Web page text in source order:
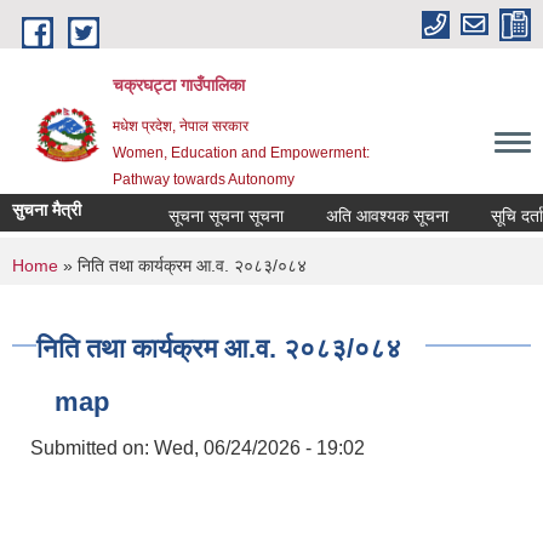
Skip to main content
चक्रघट्टा गाउँपालिका
मधेश प्रदेश, नेपाल सरकार
Women, Education and Empowerment:
Pathway towards Autonomy
सुचना मैत्री सूचना सूचना सूचना अति आवश्यक सूचना सूचि
You are here
Home » निति तथा कार्यक्रम आ‍.व. २०८३/०८४
निति तथा कार्यक्रम आ‍.व. २०८३/०८४
map
Submitted on: Wed, 06/24/2026 - 19:02